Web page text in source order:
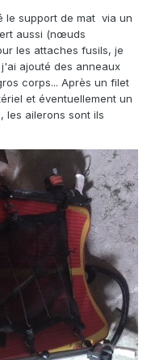
le support de mat via un
aussi (nœuds
les attaches fusils, je
ajouté des anneaux
corps... Après un filet
et éventuellement un
les ailerons sont ils